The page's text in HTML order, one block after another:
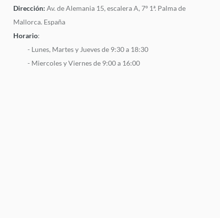
Dirección: Av. de Alemania 15, escalera A, 7º 1ª. Palma de
Mallorca. España
Horario:
- Lunes, Martes y Jueves de 9:30 a 18:30
- Miercoles y Viernes de 9:00 a 16:00